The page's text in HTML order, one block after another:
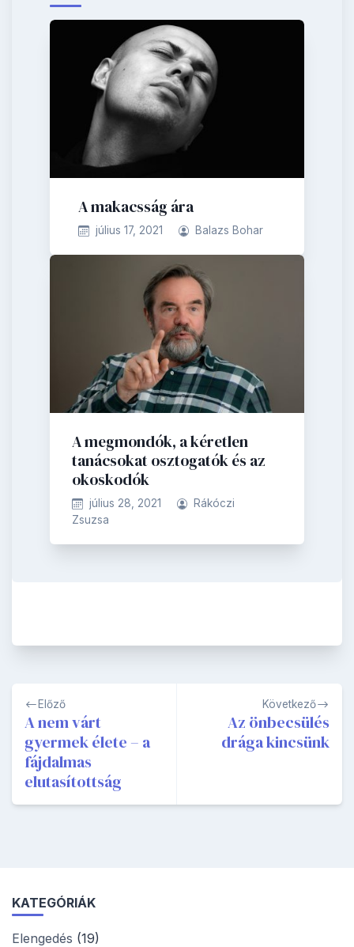
A makacsság ára
július 17, 2021 Balazs Bohar
A megmondók, a kéretlen
tanácsokat osztogatók és az
okoskodók
július 28, 2021
Rákóczi
Zsuzsa
Bejegyzés
navigáció
Előző
A nem várt
gyermek élete – a
fájdalmas
elutasítottság
Következő
Az önbecsülés
drága kincsünk
KATEGÓRIÁK
Elengedés (19)